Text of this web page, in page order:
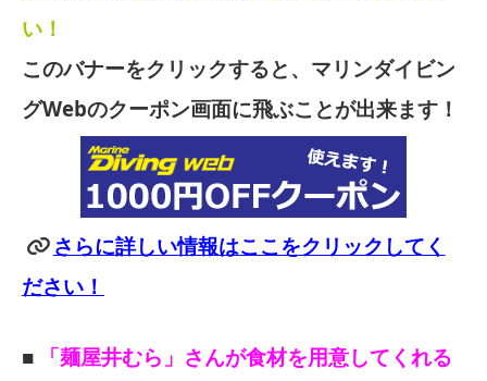
い！
このバナーをクリックすると、マリンダイビン
グWebのクーポン画面に飛ぶことが出来ます！
さらに詳しい情報はここをクリックしてく
ださい！
■
「麺屋井むら」さんが食材を用意してくれる